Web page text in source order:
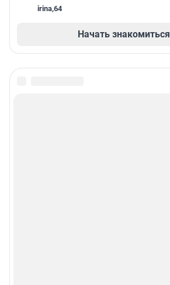
irina,64
Начать знакомиться